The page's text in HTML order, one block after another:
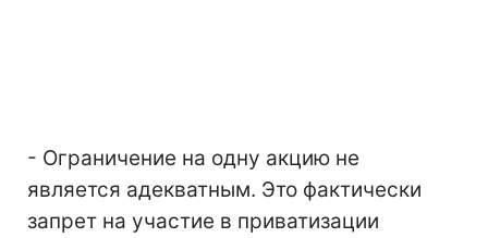
- Ограничение на одну акцию не
является адекватным. Это фактически
запрет на участие в приватизации